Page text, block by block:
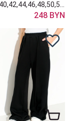
248 BYN